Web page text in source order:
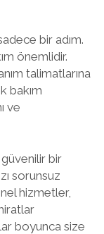
bir adım.
önemlidir.
talimatlarına
bakım
ve
güvenilir bir
sorunsuz
hizmetler,
boyunca size